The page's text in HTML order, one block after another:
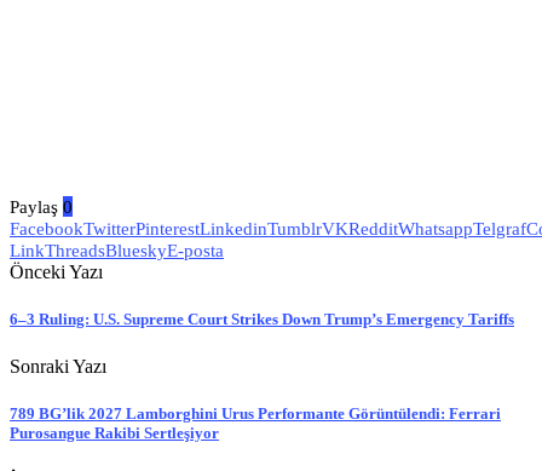
Paylaş 0
FacebookTwitterPinterestLinkedinTumblrVKRedditWhatsappTelgraf
LinkThreadsBlueskyE-posta
Önceki Yazı
6–3 Ruling: U.S. Supreme Court Strikes Down Trump’s Emergency Tariffs
Sonraki Yazı
789 BG’lik 2027 Lamborghini Urus Performante Görüntülendi: Ferrari
Purosangue Rakibi Sertleşiyor